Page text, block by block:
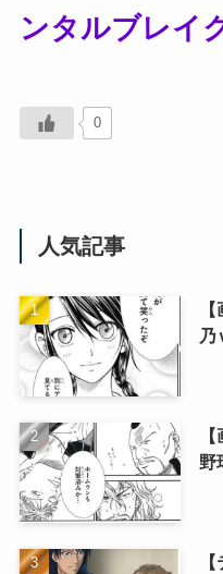
ンタルブレイ
0
人気記事
乃
野